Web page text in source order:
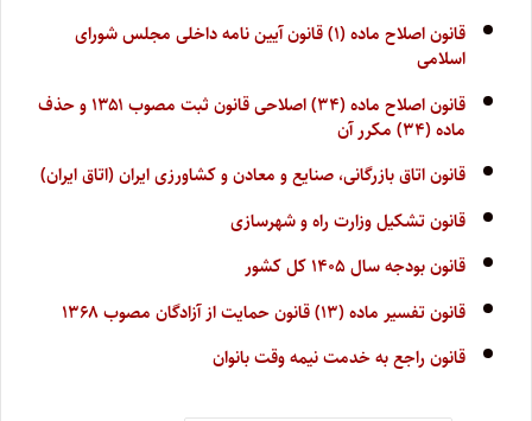
قانون اصلاح ماده (۱) قانون آیین نامه داخلی مجلس شورای
اسلامی
قانون اصلاح ماده (۳۴) اصلاحی قانون ثبت مصوب ۱۳۵۱ و حذف
ماده (۳۴) مکرر آن
قانون اتاق بازرگانی، صنایع و معادن و کشاورزی ایران (اتاق ایران)
قانون تشکیل وزارت راه و شهرسازی
قانون بودجه سال ۱۴۰۵ کل کشور
قانون تفسیر ماده (۱۳) قانون حمایت از آزادگان مصوب ۱۳۶۸
قانون راجع به خدمت نیمه وقت بانوان